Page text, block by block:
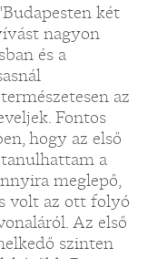
két
nagyon
és a
az
Fontos
hogy az első
a
meglepő,
volt az ott folyó
Az első
szinten